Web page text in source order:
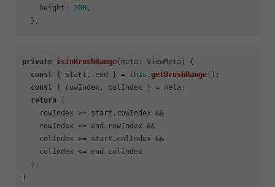
height : 200 ,
private isInBrushRange(meta: ViewMeta ) {
const { start, end } = this .getBrushRange();
const { rowIndex, colIndex } = meta;
return (
    rowIndex >= start.
rowIndex &&
    rowIndex <= end.
rowIndex &&
    colIndex >= start.
colIndex &&
    colIndex <= end.
colIndex
  );